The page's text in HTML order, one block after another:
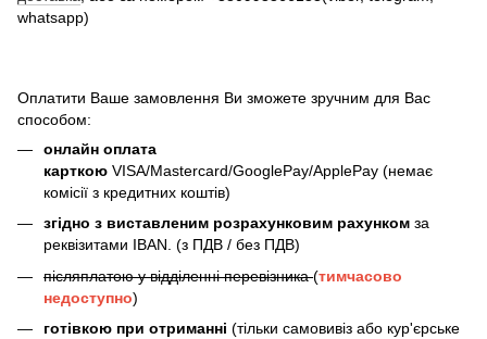
whatsapp)
Оплатити Ваше замовлення Ви зможете зручним для Вас
способом:
онлайн оплата
карткою VISA/Mastercard/GooglePay/ApplePay (немає
комісії з кредитних коштів)
згідно з виставленим розрахунковим рахунком за
реквізитами IBAN. (з ПДВ / без ПДВ)
післяплатою у відділенні перевізника(тимчасово
недоступно)
готівкою при отриманні (тільки самовивіз або кур'єрське